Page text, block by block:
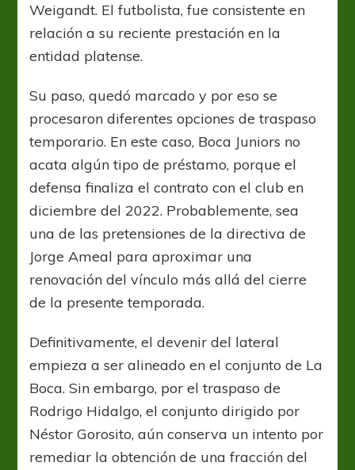
Weigandt. El futbolista, fue consistente en
relación a su reciente prestación en la
entidad platense.
Su paso, quedó marcado y por eso se
procesaron diferentes opciones de traspaso
temporario. En este caso, Boca Juniors no
acata algún tipo de préstamo, porque el
defensa finaliza el contrato con el club en
diciembre del 2022. Probablemente, sea
una de las pretensiones de la directiva de
Jorge Ameal para aproximar una
renovación del vínculo más allá del cierre
de la presente temporada.
Definitivamente, el devenir del lateral
empieza a ser alineado en el conjunto de La
Boca. Sin embargo, por el traspaso de
Rodrigo Hidalgo, el conjunto dirigido por
Néstor Gorosito, aún conserva un intento por
remediar la obtención de una fracción del